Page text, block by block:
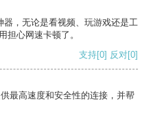
，无论是看视频、玩游戏还是工
担心网速卡顿了。
支持[0] 反对[0]
最高速度和安全性的连接，并帮